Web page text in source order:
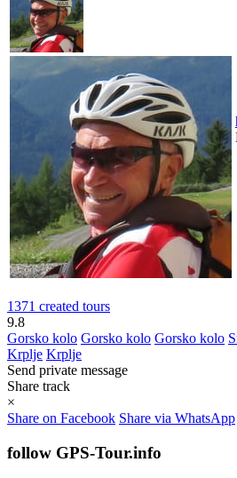
1371 created tours
9.8
Gorsko kolo Gorsko kolo Gorsko kolo
Krplje Krplje
Send private message
Share track
×
Share on Facebook Share via WhatsApp
follow GPS-Tour.info